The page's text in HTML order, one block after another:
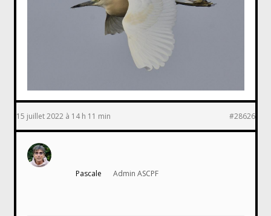
15 juillet 2022 à 14 h 11 min #28626
Pascale Admin ASCPF